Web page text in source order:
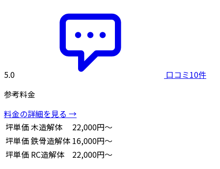
5.0
口コミ10件
参考料金
料金の詳細を見る →
坪単価木造解体
22,000円～
坪単価鉄骨造解体 16,000円～
坪単価 RC造解体
22,000円～